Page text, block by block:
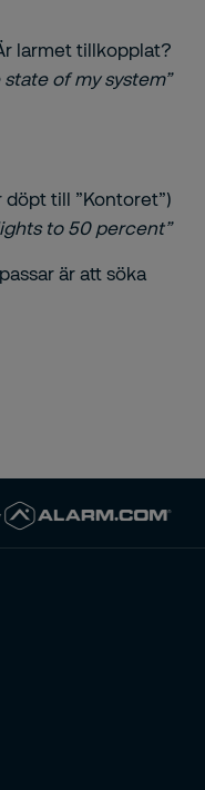
larmet tillkopplat?
of my system”
till ”Kontoret”)
to 50 percent”
är att söka